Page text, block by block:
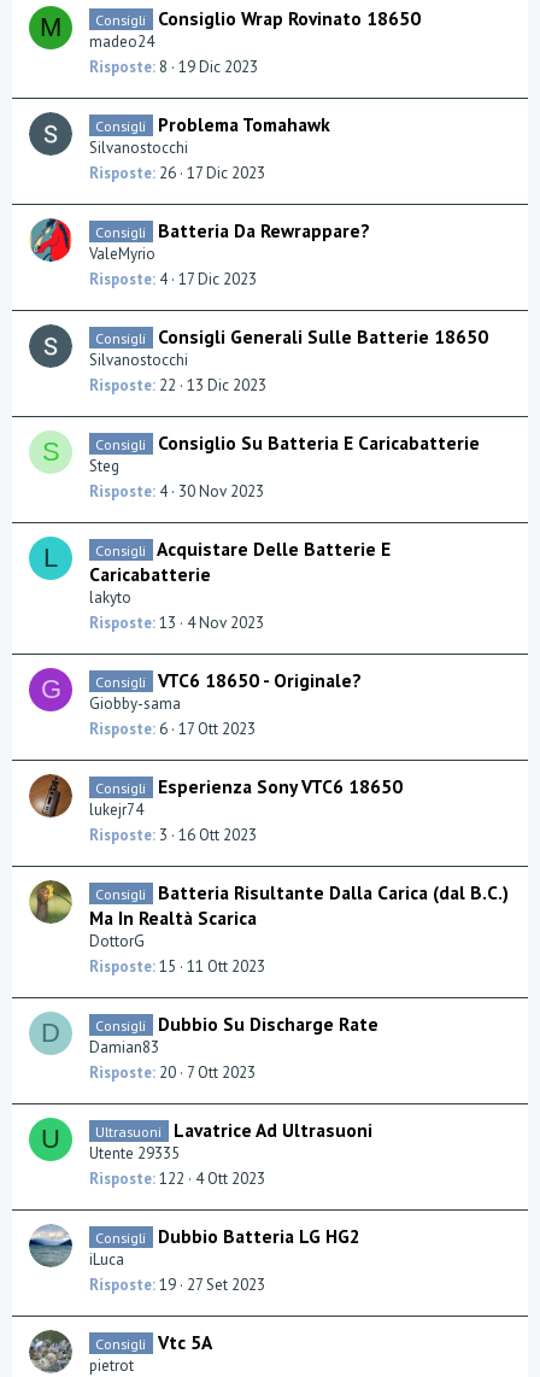
M Consigli Consiglio Wrap Rovinato 18650
madeo24
Risposte 8 19 Dic 2023
Consigli Problema Tomahawk
Silvanostocchi
Risposte 26 17 Dic 2023
Consigli Batteria Da Rewrappare?
ValeMyrio
Risposte 4 17 Dic 2023
Consigli Consigli Generali Sulle Batterie 18650
Silvanostocchi
Risposte 22 13 Dic 2023
S Consigli Consiglio Su Batteria E Caricabatterie
Steg
Risposte 4 30 Nov 2023
L Consigli
Acquistare Delle Batterie E
Caricabatterie
lakyto
Risposte 13 4 Nov 2023
G Consigli VTC6 18650 - Originale?
Giobby-sama
Risposte 6 17 Ott 2023
Consigli Esperienza Sony VTC6 18650
lukejr74
Risposte 3 16 Ott 2023
Consigli
Batteria Risultante Dalla Carica (dal B.C.)
Ma In Realtà Scarica
DottorG
Risposte 15 11 Ott 2023
D Consigli Dubbio Su Discharge Rate
Damian83
Risposte 20 7 Ott 2023
U Ultrasuoni Lavatrice Ad Ultrasuoni
Utente 29335
Risposte 122 4 Ott 2023
Consigli Dubbio Batteria LG HG2
iLuca
Risposte 19 27 Set 2023
Consigli Vtc 5A
pietrot